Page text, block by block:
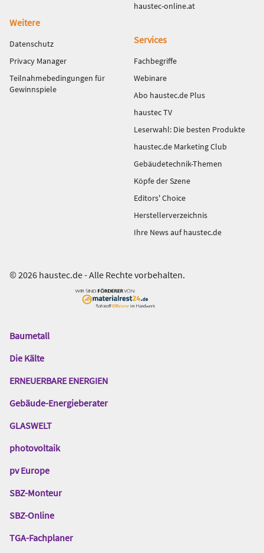
haustec-online.at
Weitere
Datenschutz
Privacy Manager
Teilnahmebedingungen für
Gewinnspiele
Services
Fachbegriffe
Webinare
Abo haustec.de Plus
haustec TV
Leserwahl: Die besten Produkte
haustec.de Marketing Club
Gebäudetechnik-Themen
Köpfe der Szene
Editors' Choice
Herstellerverzeichnis
Ihre News auf haustec.de
© 2026 haustec.de - Alle Rechte vorbehalten.
Das
Gentner
Baumetall
Die Kälte
ERNEUERBARE ENERGIEN
Gebäude-Energieberater
GLASWELT
photovoltaik
pv Europe
SBZ-Monteur
SBZ-Online
TGA-Fachplaner